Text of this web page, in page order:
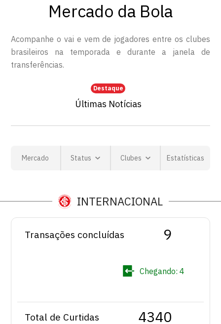
Mercado da Bola
Acompanhe o vai e vem de jogadores entre os clubes
brasileiros na temporada e durante a janela de
transferências.
Destaque
Últimas Notícias
Mercado Status Clubes Estatísticas
INTERNACIONAL
Transações concluídas 9
Chegando: 4
Total de Curtidas 4340